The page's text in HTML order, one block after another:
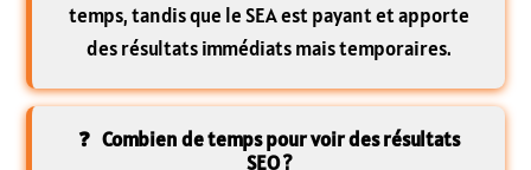
temps, tandis que le SEA est payant et apporte
des résultats immédiats mais temporaires.
Combien de temps pour voir des résultats
SEO ?